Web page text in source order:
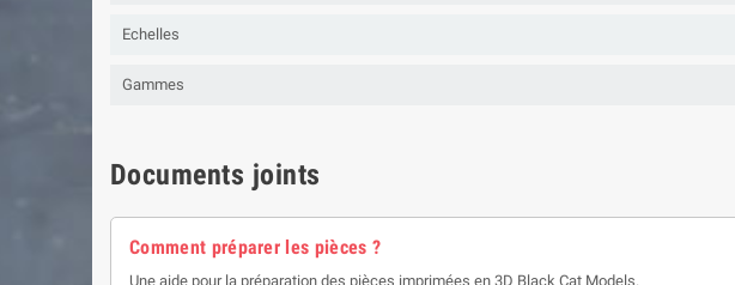
Echelles
Gammes
Documents joints
Comment préparer les pièces ?
Une aide pour la préparation des pièces imprimées en 3D Black Cat Models.